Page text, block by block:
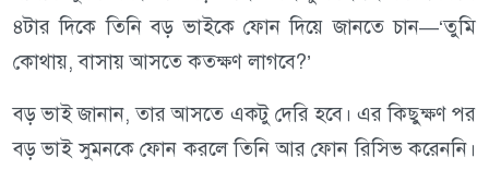
৪টার দিকে তিনি বড় ভাইকে ফোন দিয়ে জানতে চান—‘তুমি
কোথায়, বাসায় আসতে কতক্ষণ লাগবে?’
বড় ভাই জানান, তার আসতে একটু দেরি হবে। এর কিছুক্ষণ পর
বড় ভাই সুমনকে ফোন করলে তিনি আর ফোন রিসিভ করেননি।